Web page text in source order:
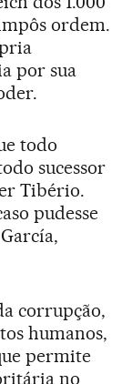
ordem.
por sua
todo
sucessor
Tibério.
pudesse
corrupção,
humanos,
permite
no